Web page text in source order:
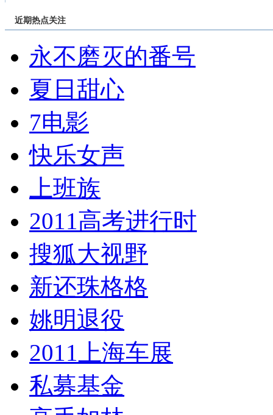
近期热点关注
永不磨灭的番号
夏日甜心
7电影
快乐女声
上班族
2011高考进行时
搜狐大视野
新还珠格格
姚明退役
2011上海车展
私募基金